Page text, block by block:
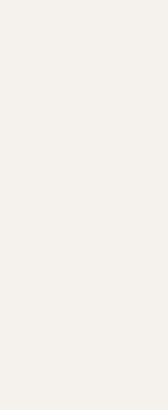
800×800 mm /
1000×1000 mm /